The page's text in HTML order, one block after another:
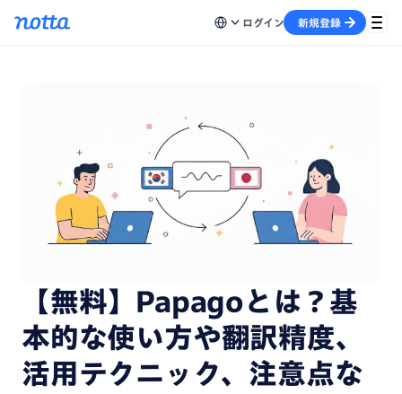
ログイン 新規登録
【無料】Papagoとは？基
本的な使い方や翻訳精度、
活用テクニック、注意点な